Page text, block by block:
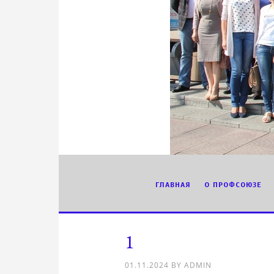
ГЛАВНАЯ О ПРОФСОЮЗЕ
1
01.11.2024 BY ADMIN